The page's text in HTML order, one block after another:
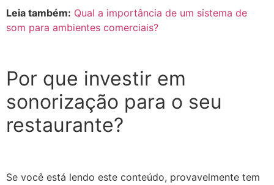
Leia também: Qual a importância de um sistema de
som para ambientes comerciais?
Por que investir em
sonorização para o seu
restaurante?
Se você está lendo este conteúdo, provavelmente tem